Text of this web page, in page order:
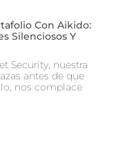
Con Aikido:
Silenciosos Y
Security, nuestra
antes de que
nos complace